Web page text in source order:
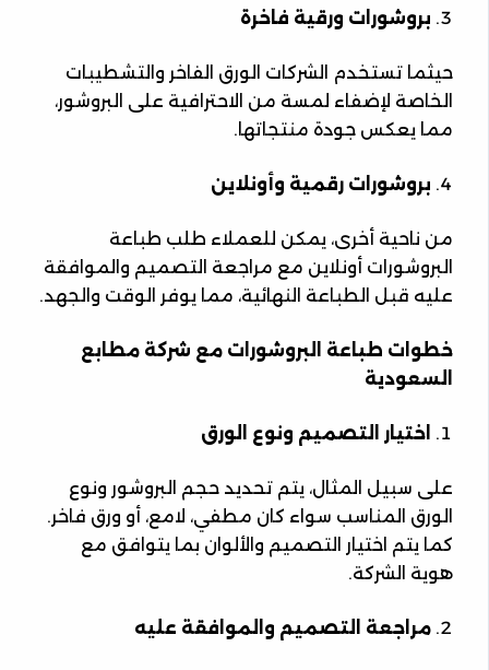
بروشورات ورقية فاخرة
حيثما تستخدم الشركات الورق الفاخر والتشطيبات
الخاصة لإضفاء لمسة من الاحترافية على البروشور،
مما يعكس جودة منتجاتها.
بروشورات رقمية وأونلاين
من ناحية أخرى، يمكن للعملاء طلب طباعة
البروشورات أونلاين مع مراجعة التصميم والموافقة
عليه قبل الطباعة النهائية، مما يوفر الوقت والجهد.
خطوات طباعة البروشورات مع شركة مطابع
السعودية
اختيار التصميم ونوع الورق
على سبيل المثال، يتم تحديد حجم البروشور ونوع
الورق المناسب سواء كان مطفي، لامع، أو ورق فاخر.
كما يتم اختيار التصميم والألوان بما يتوافق مع
هوية الشركة.
مراجعة التصميم والموافقة عليه